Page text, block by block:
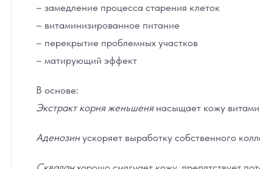
– замедление процесса старения клеток
– витаминизированное питание
– перекрытие проблемных участков
– матирующий эффект
В основе:
Экстракт корня женьшенянасыщает кожу
Аденозинускоряет выработку собственного